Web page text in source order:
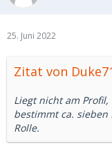
25. Juni 2022
Zitat von
Liegt nicht am
bestimmt ca.
Rolle.